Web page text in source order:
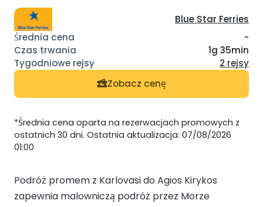
Blue Star Ferries
-
1g 35min
2 rejsy
Zobacz cenę
*Średnia cena oparta na rezerwacjach promowych z
ostatnich 30 dni. Ostatnia aktualizacja: 07/08/2026
01:00
Podróż promem z Karlovasi do Agios Kirykos
zapewnia malowniczą podróż przez Morze